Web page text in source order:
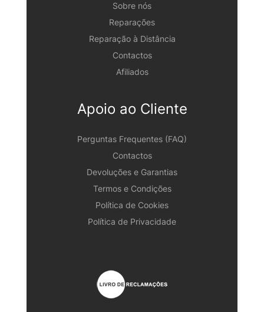
Sobre nós
Reparações
Reparação à Distância
Contactos
Afiliados
Apoio ao Cliente
Perguntas Frequentes (FAQ)
Contactos
Devoluções e Garantias
Termos e Condições
Política de Cookies
Política de Privacidade